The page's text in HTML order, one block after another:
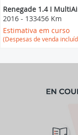
Renegade 1.4 I
2016 - 133456 Km
Estimativa em curso
(Despesas de venda